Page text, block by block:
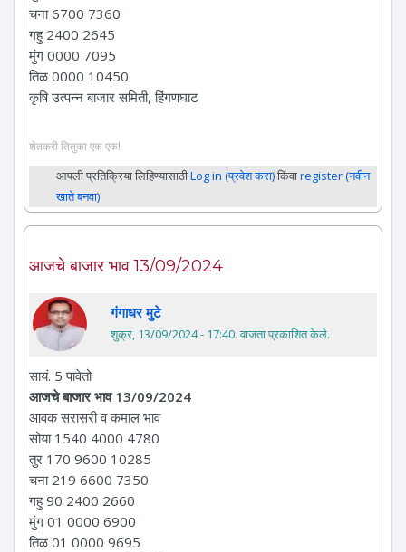
चना 6700 7360
गहु 2400 2645
मुंग 0000 7095
तिळ 0000 10450
कृषि उत्पन्न बाजार समिती, हिंगणघाट
शेतकरी तितुका एक एक!
आपली प्रतिक्रिया लिहिण्यासाठीLog in (प्रवेश करा)किंवाregister (नवीन
खाते बनवा)
आजचे बाजार भाव 13/09/2024
गंगाधर मुटे
शुक्र, 13/09/2024 - 17:40. वाजता प्रकाशित केले.
सायं. 5 पावेतो
आजचे बाजार भाव 13/09/2024
आवक सरासरी व कमाल भाव
सोया 1540 4000 4780
तुर 170 9600 10285
चना 219 6600 7350
गहु 90 2400 2660
मुंग 01 0000 6900
तिळ 01 0000 9695